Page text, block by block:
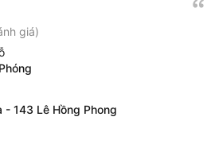
giá)
- 143 Lê Hồng Phong